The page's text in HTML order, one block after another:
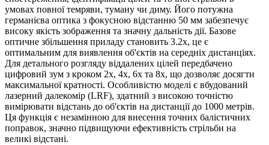
умовах повної темряви, туману чи диму. Його потужна
германієва оптика з фокусною відстанню 50 мм забезпечує
високу якість зображення та значну дальність дії. Базове
оптичне збільшення приладу становить 3.2x, це є
оптимальним для виявлення об'єктів на середніх дистанціях.
Для детального розгляду віддалених цілей передбачено
цифровий зум з кроком 2x, 4x, 6x та 8x, що дозволяє досягти
максимальної кратності. Особливістю моделі є вбудований
лазерний далекомір (LRF), здатний з високою точністю
вимірювати відстань до об'єктів на дистанції до 1000 метрів.
Ця функція є незамінною для внесення точних балістичних
поправок, значно підвищуючи ефективність стрільби на
великі відстані.